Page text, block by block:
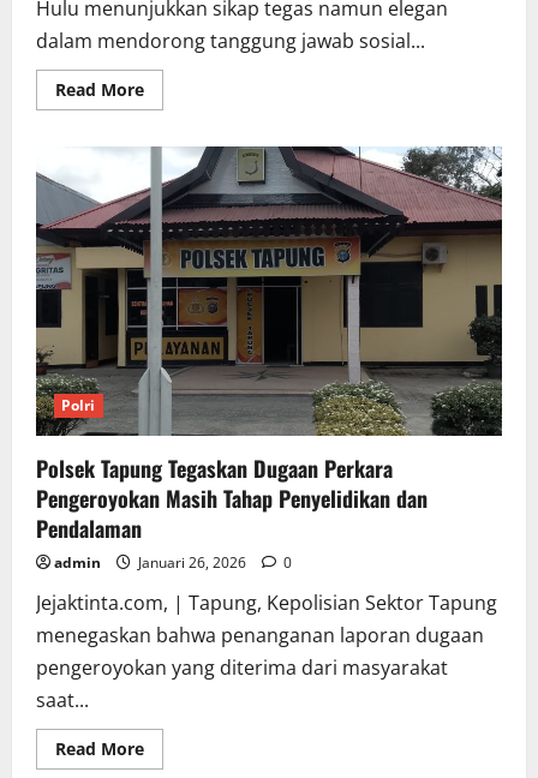
Hulu menunjukkan sikap tegas namun elegan
dalam mendorong tanggung jawab sosial...
Read MoreRead
more
Tinta
Tapung
Hulu
Berikan
Piagam
Penghargaan
ke
Tiga
Perusahaan
Yang
Peduli
Sesama
Polri
Polsek Tapung Tegaskan Dugaan Perkara
Pengeroyokan Masih Tahap Penyelidikan dan
Pendalaman
admin Januari 26, 2026 0
Jejaktinta.com, | Tapung, Kepolisian Sektor Tapung
menegaskan bahwa penanganan laporan dugaan
pengeroyokan yang diterima dari masyarakat
saat...
Read MoreRead
more